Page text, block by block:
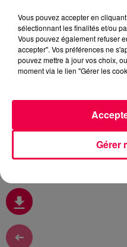
0:00
19 juin 2026 - 3 min
DU VENDREDI 19 JUIN
(MAGNUM DRIVE) Le jeu
19 Juin
Vous pouvez accepter en
sélectionnant les finalités et/ou
Vous pouvez également refuser
accepter". Vos préférences ne
pouvez mettre à jour vos choix,
moment via le lien "Gérer les
Gérer